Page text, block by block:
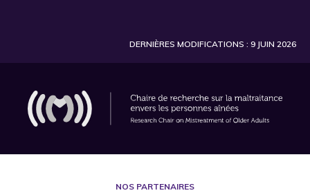
DERNIÈRES MODIFICATIONS : 9 JUIN 2026
NOS PARTENAIRES